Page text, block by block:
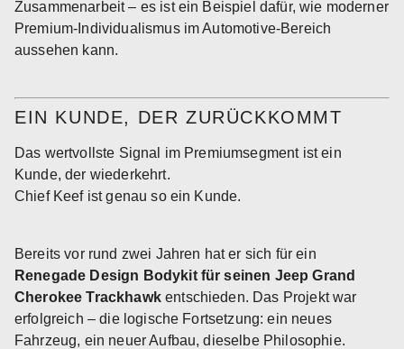
Zusammenarbeit – es ist ein Beispiel dafür, wie moderner
Premium-Individualismus im Automotive-Bereich
aussehen kann.
EIN KUNDE, DER ZURÜCKKOMMT
Das wertvollste Signal im Premiumsegment ist ein
Kunde, der wiederkehrt.
Chief Keef ist genau so ein Kunde.
Bereits vor rund zwei Jahren hat er sich für ein
Renegade Design Bodykit für seinen Jeep Grand
Cherokee Trackhawkentschieden. Das Projekt war
erfolgreich – die logische Fortsetzung: ein neues
Fahrzeug, ein neuer Aufbau, dieselbe Philosophie.